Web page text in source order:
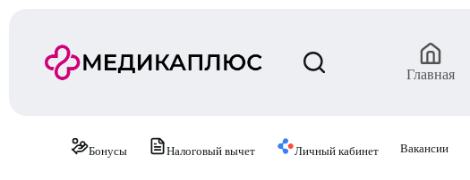
Главная
Бонусы Налоговый вычет Личный кабинет Вакансии